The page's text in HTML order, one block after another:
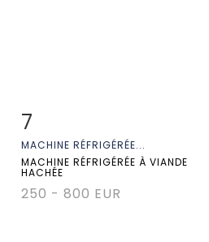
Fiche détaillée
7
MACHINE RÉFRIGÉRÉE...
MACHINE RÉFRIGÉRÉE À VIANDE
HACHÉE
250 - 800 EUR